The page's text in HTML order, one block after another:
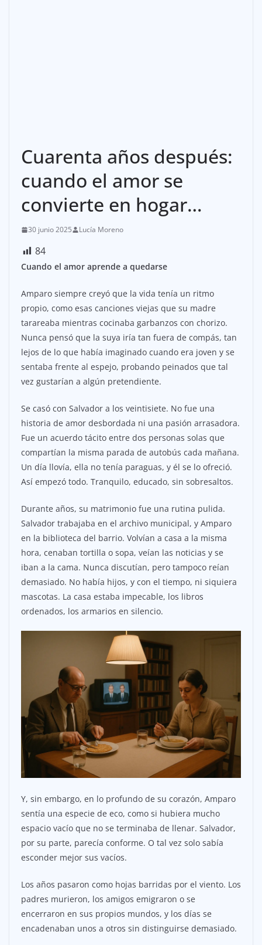
Cuarenta años después:
cuando el amor se
convierte en hogar…
30 junio 2025 Lucía Moreno
84
Cuando el amor aprende a quedarse
Amparo siempre creyó que la vida tenía un ritmo
propio, como esas canciones viejas que su madre
tarareaba mientras cocinaba garbanzos con chorizo.
Nunca pensó que la suya iría tan fuera de compás, tan
lejos de lo que había imaginado cuando era joven y se
sentaba frente al espejo, probando peinados que tal
vez gustarían a algún pretendiente.
Se casó con Salvador a los veintisiete. No fue una
historia de amor desbordada ni una pasión arrasadora.
Fue un acuerdo tácito entre dos personas solas que
compartían la misma parada de autobús cada mañana.
Un día llovía, ella no tenía paraguas, y él se lo ofreció.
Así empezó todo. Tranquilo, educado, sin sobresaltos.
Durante años, su matrimonio fue una rutina pulida.
Salvador trabajaba en el archivo municipal, y Amparo
en la biblioteca del barrio. Volvían a casa a la misma
hora, cenaban tortilla o sopa, veían las noticias y se
iban a la cama. Nunca discutían, pero tampoco reían
demasiado. No había hijos, y con el tiempo, ni siquiera
mascotas. La casa estaba impecable, los libros
ordenados, los armarios en silencio.
Y, sin embargo, en lo profundo de su corazón, Amparo
sentía una especie de eco, como si hubiera mucho
espacio vacío que no se terminaba de llenar. Salvador,
por su parte, parecía conforme. O tal vez solo sabía
esconder mejor sus vacíos.
Los años pasaron como hojas barridas por el viento. Los
padres murieron, los amigos emigraron o se
encerraron en sus propios mundos, y los días se
encadenaban unos a otros sin distinguirse demasiado.